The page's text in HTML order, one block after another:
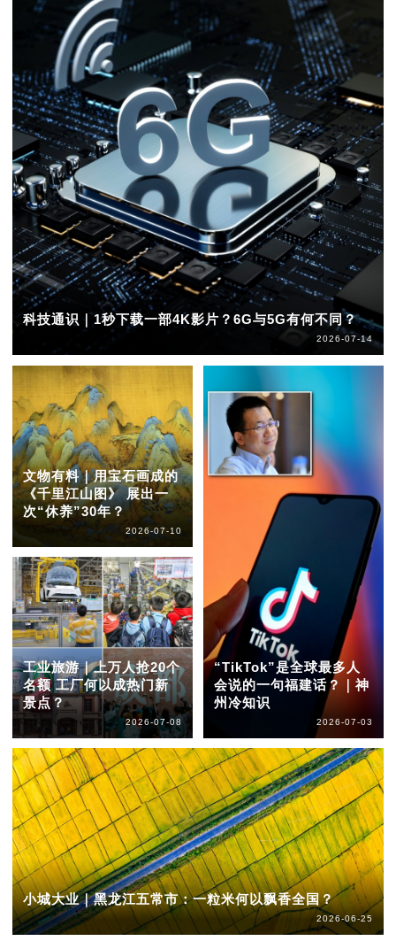
科技通识｜1秒下载一部4K影片？6G与5G有何不同？
2026-07-14
文物有料｜用宝石画成的
《千里江山图》 展出一
次“休养”30年？
2026-07-10
工业旅游｜上万人抢20个
名额 工厂何以成热门新
景点？
2026-07-08
“TikTok”是全球最多人
会说的一句福建话？｜神
州冷知识
2026-07-03
小城大业｜黑龙江五常市：一粒米何以飘香全国？
2026-06-25